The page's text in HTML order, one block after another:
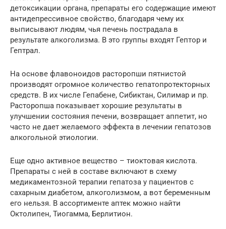
детоксикации органа, препараты его содержащие имеют
антидепрессивное свойство, благодаря чему их
выписывают людям, чья печень пострадала в
результате алкоголизма. В это группы входят Гептор и
Гептрал.
На основе флавоноидов расторопши пятнистой
производят огромное количество гепатопротекторных
средств. В их числе Гепабене, Сибиктан, Силимар и пр.
Расторопша показывает хорошие результаты в
улучшении состояния печени, возвращает аппетит, но
часто не дает желаемого эффекта в лечении гепатозов
алкогольной этиологии.
Еще одно активное вещество – тиоктовая кислота.
Препараты с ней в составе включают в схему
медикаментозной терапии гепатоза у пациентов с
сахарным диабетом, алкоголизмом, а вот беременным
его нельзя. В ассортименте аптек можно найти
Октолипен, Тиогамма, Берлитион.